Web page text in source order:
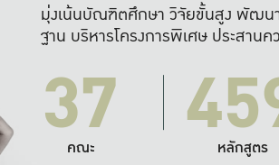
มุ่งเน้นบัณฑิตศึกษา วิจัยขั้นสูง พัฒน
ฐาน บริหารโครงการพิเศษ ประสาน
37
คณะ หลักสูตร